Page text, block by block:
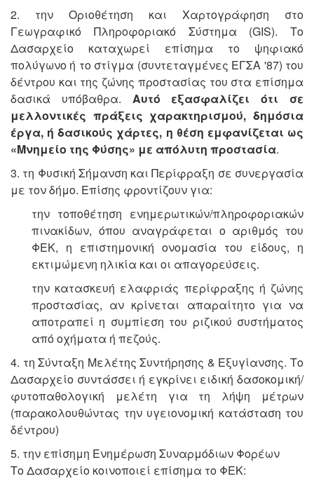
2. την Οριοθέτηση και Χαρτογράφηση στο
Γεωγραφικό Πληροφοριακό Σύστημα (GIS). Το
Δασαρχείο καταχωρεί επίσημα το ψηφιακό
πολύγωνο ή το στίγμα (συντεταγμένες ΕΓΣΑ '87) του
δέντρου και της ζώνης προστασίας του στα επίσημα
δασικά υπόβαθρα. Αυτό εξασφαλίζει ότι σε
μελλοντικές πράξεις χαρακτηρισμού, δημόσια
έργα, ή δασικούς χάρτες, η θέση εμφανίζεται ως
«Μνημείο της Φύσης» με απόλυτη προστασία.
3. τη Φυσική Σήμανση και Περίφραξη σε συνεργασία
με τον δήμο. Επίσης φροντίζουν για:
την τοποθέτηση ενημερωτικών/πληροφοριακών
πινακίδων, όπου αναγράφεται ο αριθμός του
ΦΕΚ, η επιστημονική ονομασία του είδους, η
εκτιμώμενη ηλικία και οι απαγορεύσεις.
την κατασκευή ελαφριάς περίφραξης ή ζώνης
προστασίας, αν κρίνεται απαραίτητο για να
αποτραπεί η συμπίεση του ριζικού συστήματος
από οχήματα ή πεζούς.
4. τη Σύνταξη Μελέτης Συντήρησης & Εξυγίανσης. Το
Δασαρχείο συντάσσει ή εγκρίνει ειδική δασοκομική/
φυτοπαθολογική μελέτη για τη λήψη μέτρων
(παρακολουθώντας την υγειονομική κατάσταση του
δέντρου)
5. την επίσημη Ενημέρωση Συναρμόδιων Φορέων
Το Δασαρχείο κοινοποιεί επίσημα το ΦΕΚ: